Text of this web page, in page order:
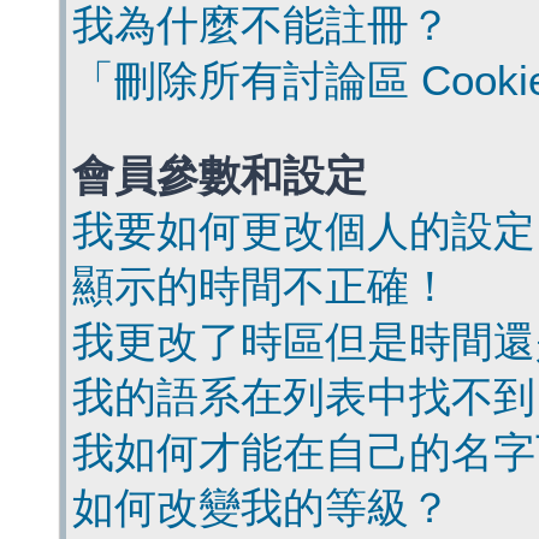
我為什麼不能註冊？
「刪除所有討論區
會員參數和設定
我要如何更改個人的設
顯示的時間不正確！
我更改了時區但是時間
我的語系在列表中找不
我如何才能在自己的名
如何改變我的等級？